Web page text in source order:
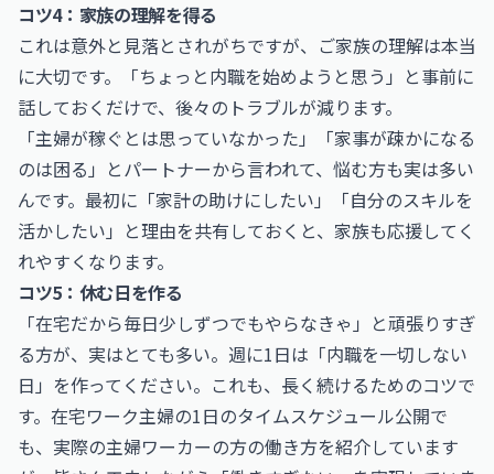
コツ4：家族の理解を得る
これは意外と見落とされがちですが、ご家族の理解は本当
に大切です。「ちょっと内職を始めようと思う」と事前に
話しておくだけで、後々のトラブルが減ります。
「主婦が稼ぐとは思っていなかった」「家事が疎かになる
のは困る」とパートナーから言われて、悩む方も実は多い
んです。最初に「家計の助けにしたい」「自分のスキルを
活かしたい」と理由を共有しておくと、家族も応援してく
れやすくなります。
コツ5：休む日を作る
「在宅だから毎日少しずつでもやらなきゃ」と頑張りすぎ
る方が、実はとても多い。週に1日は「内職を一切しない
日」を作ってください。これも、長く続けるためのコツで
す。 在宅ワーク主婦の1日のタイムスケジュール公開で
も、実際の主婦ワーカーの方の働き方を紹介しています